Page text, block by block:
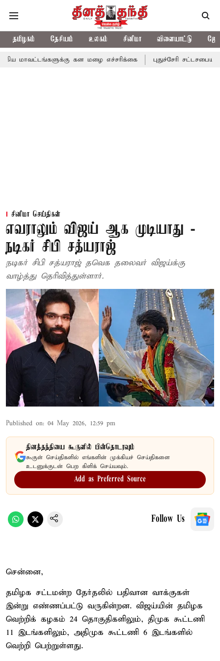
தமிழகம் தேசியம் உலகம் சினிமா விளையாட்டு
கன மழை எச்சரிக்கை புதுச்சேரி சட்டசபையில் வரும்
சினிமா செய்திகள்
எவராலும் விஜய் ஆக முடியாது -
நடிகர் சிபி சத்யராஜ்
நடிகர் சிபி சத்யராஜ் தவெக தலைவர் விஜய்க்கு
வாழ்த்து தெரிவித்துள்ளார்.
Published on: 04 May 2026, 12:59 pm
தினத்தந்தியை கூகுளில் பின்தொடரவும்
கூகுள் செய்திகளில் எங்களின் முக்கியச் செய்திகளை
உடனுக்குடன் பெற கிளிக் செய்யவும்.
Add as Preferred Source
Follow Us
சென்னை,
தமிழக சட்டமன்ற தேர்தலில் பதிவான வாக்குகள்
இன்று எண்ணப்பட்டு வருகின்றன. விஜய்யின் தமிழக
வெற்றிக் கழகம் 24 தொகுதிகளிலும், திமுக கூட்டணி
11 இடங்களிலும், அதிமுக கூட்டணி 6 இடங்களில்
வெற்றி பெற்றுள்ளது.